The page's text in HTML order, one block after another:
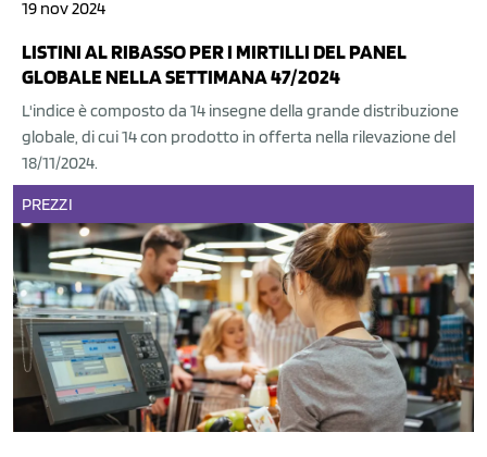
19 nov 2024
LISTINI AL RIBASSO PER I MIRTILLI DEL PANEL
GLOBALE NELLA SETTIMANA 47/2024
L'indice è composto da 14 insegne della grande distribuzione
globale, di cui 14 con prodotto in offerta nella rilevazione del
18/11/2024.
PREZZI